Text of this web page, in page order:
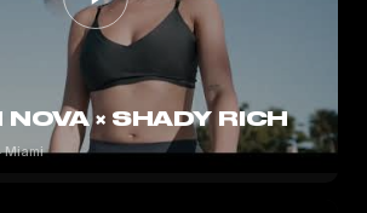
NOVA × SHADY RICH
Miami